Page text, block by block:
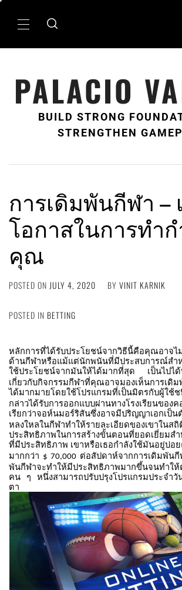
Primary
PALACIO
BUILD STRONG
STRENGTHEN
การเดิมพันกีฬา –
โอกาสในการทำ
คุณ
POSTED ON JULY 4, 2020 BY VINIT KARNIK
POSTED IN BETTING
หลักการที่ได้รับประโยชน์จากวิธีนี้คือคุณอาจไ
ด้านกีฬาหรือแม้แต่นักพนันที่มีประสบการณ์สำ
ใช้ประโยชน์จากมันให้ได้มากที่สุด
เป็นไปไ
เกี่ยวกับกิจกรรมกีฬาที่คุณอาจมองเห็นการเดิม
ได้มากมายโดยใช้โปรแกรมที่เป็นมิตรกับผู้ใช้
กล่าวได้รับการออกแบบผ่านทางโรงเรียนของ
เรียกว่าจอห์นมอร์ริสันซึ่งอาจมีปริญญาเอกเป็น
หลงใหลในกีฬาทำให้รายละเอียดของเขาในส
ประสิทธิภาพในการสร้างขั้นตอนที่ยอดเยี่ยมส
ที่มีประสิทธิภาพ เขาหรือเธอกำลังใช้มันอยู่บ่อ
มากกว่า $ 70,000 ต่อสัปดาห์จากการเดิมพันกี
พันกีฬาจะทำให้มีประสิทธิภาพมากขึ้นจนทำให้
คน
ๆ
หนึ่งสามารถปรับปรุงโปรแกรมประจำ
ตา